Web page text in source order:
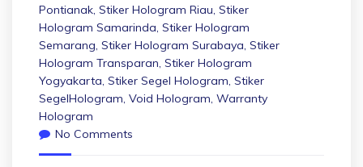
Pontianak, Stiker Hologram Riau, Stiker
Hologram Samarinda, Stiker Hologram
Semarang, Stiker Hologram Surabaya, Stiker
Hologram Transparan, Stiker Hologram
Yogyakarta, Stiker Segel Hologram, Stiker
SegelHologram, Void Hologram, Warranty
Hologram
No Comments